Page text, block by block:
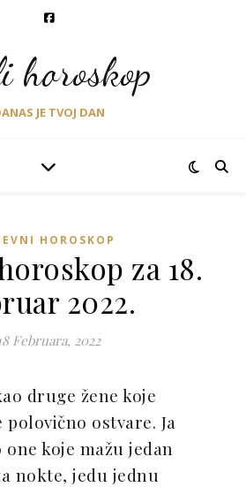
horoskop
JE TVOJ DAN
HOROSKOP
za 18.
2022.
Februara, 2022
druge žene koje
polovično ostvare. Ja
one koje mažu jedan
nokte, jedu jednu